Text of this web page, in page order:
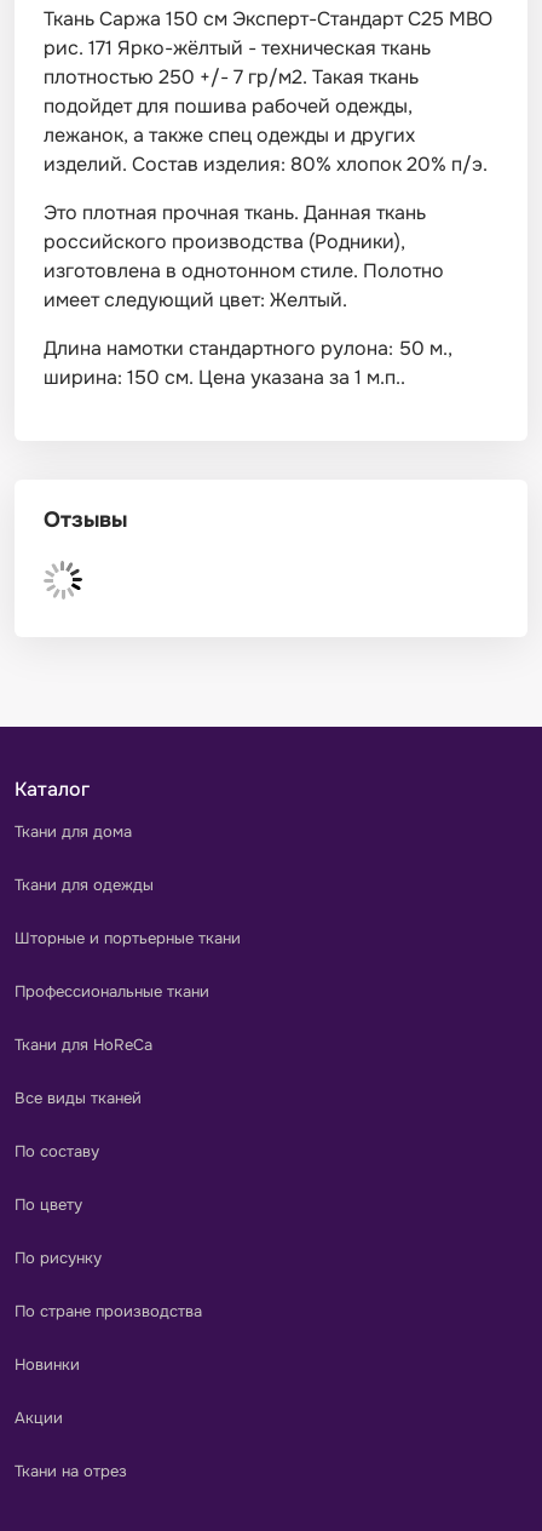
Ткань Саржа 150 см Эксперт-Стандарт С25 МВО
рис. 171 Ярко-жёлтый - техническая ткань
плотностью 250 +/- 7 гр/м2. Такая ткань
подойдет для пошива рабочей одежды,
лежанок, а также спец одежды и других
изделий. Состав изделия: 80% хлопок 20% п/э.
Это плотная прочная ткань. Данная ткань
российского производства (Родники),
изготовлена в однотонном стиле. Полотно
имеет следующий цвет: Желтый.
Длина намотки стандартного рулона: 50 м.,
ширина: 150 см. Цена указана за 1 м.п..
Отзывы
Каталог
Ткани для дома
Ткани для одежды
Шторные и портьерные ткани
Профессиональные ткани
Ткани для HoReCa
Все виды тканей
По составу
По цвету
По рисунку
По стране производства
Новинки
Акции
Ткани на отрез